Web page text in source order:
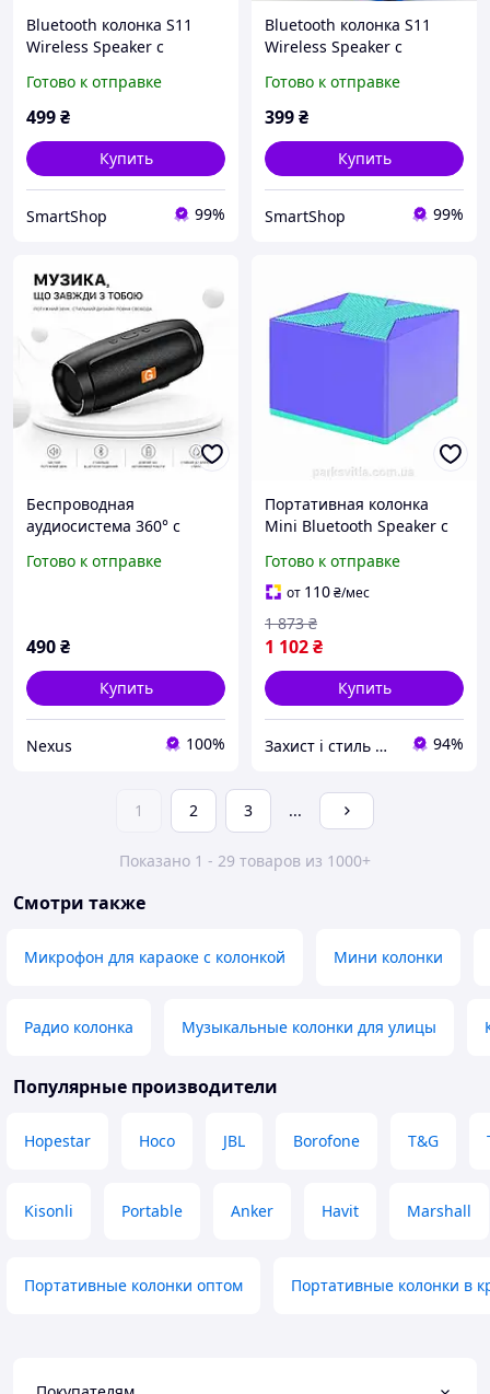
Bluetooth колонка S11
Wireless Speaker с
поддержкой карт памяти.
Готово к отправке
499₴
Купить
SmartShop 99%
Bluetooth колонка S11
Wireless Speaker с
поддержкой карт памяти.
Уценка!
Готово к отправке
399₴
Купить
SmartShop 99%
Беспроводная
аудиосистема 360° с
Готово к отправке
490₴
Купить
Nexus 100%
Портативная колонка
Mini Bluetooth Speaker с
музыки алюминиевый
сплав 5.0 2 шт
Готово к отправке
от 110₴/мес
1 102₴
1 873 ₴
Купить
Захист і стиль — в одному магазині 94%
1 2 3 ...
Показано 1 - 29 товаров из 1000+
Смотри также
Микрофон для караоке с колонкой Мини колонки
Радио колонка Музыкальные колонки для улицы
Популярные производители
Hopestar Hoco JBL Borofone T&G
Kisonli Portable Anker Havit Marshall
Портативные колонки оптом Портативные колонки в